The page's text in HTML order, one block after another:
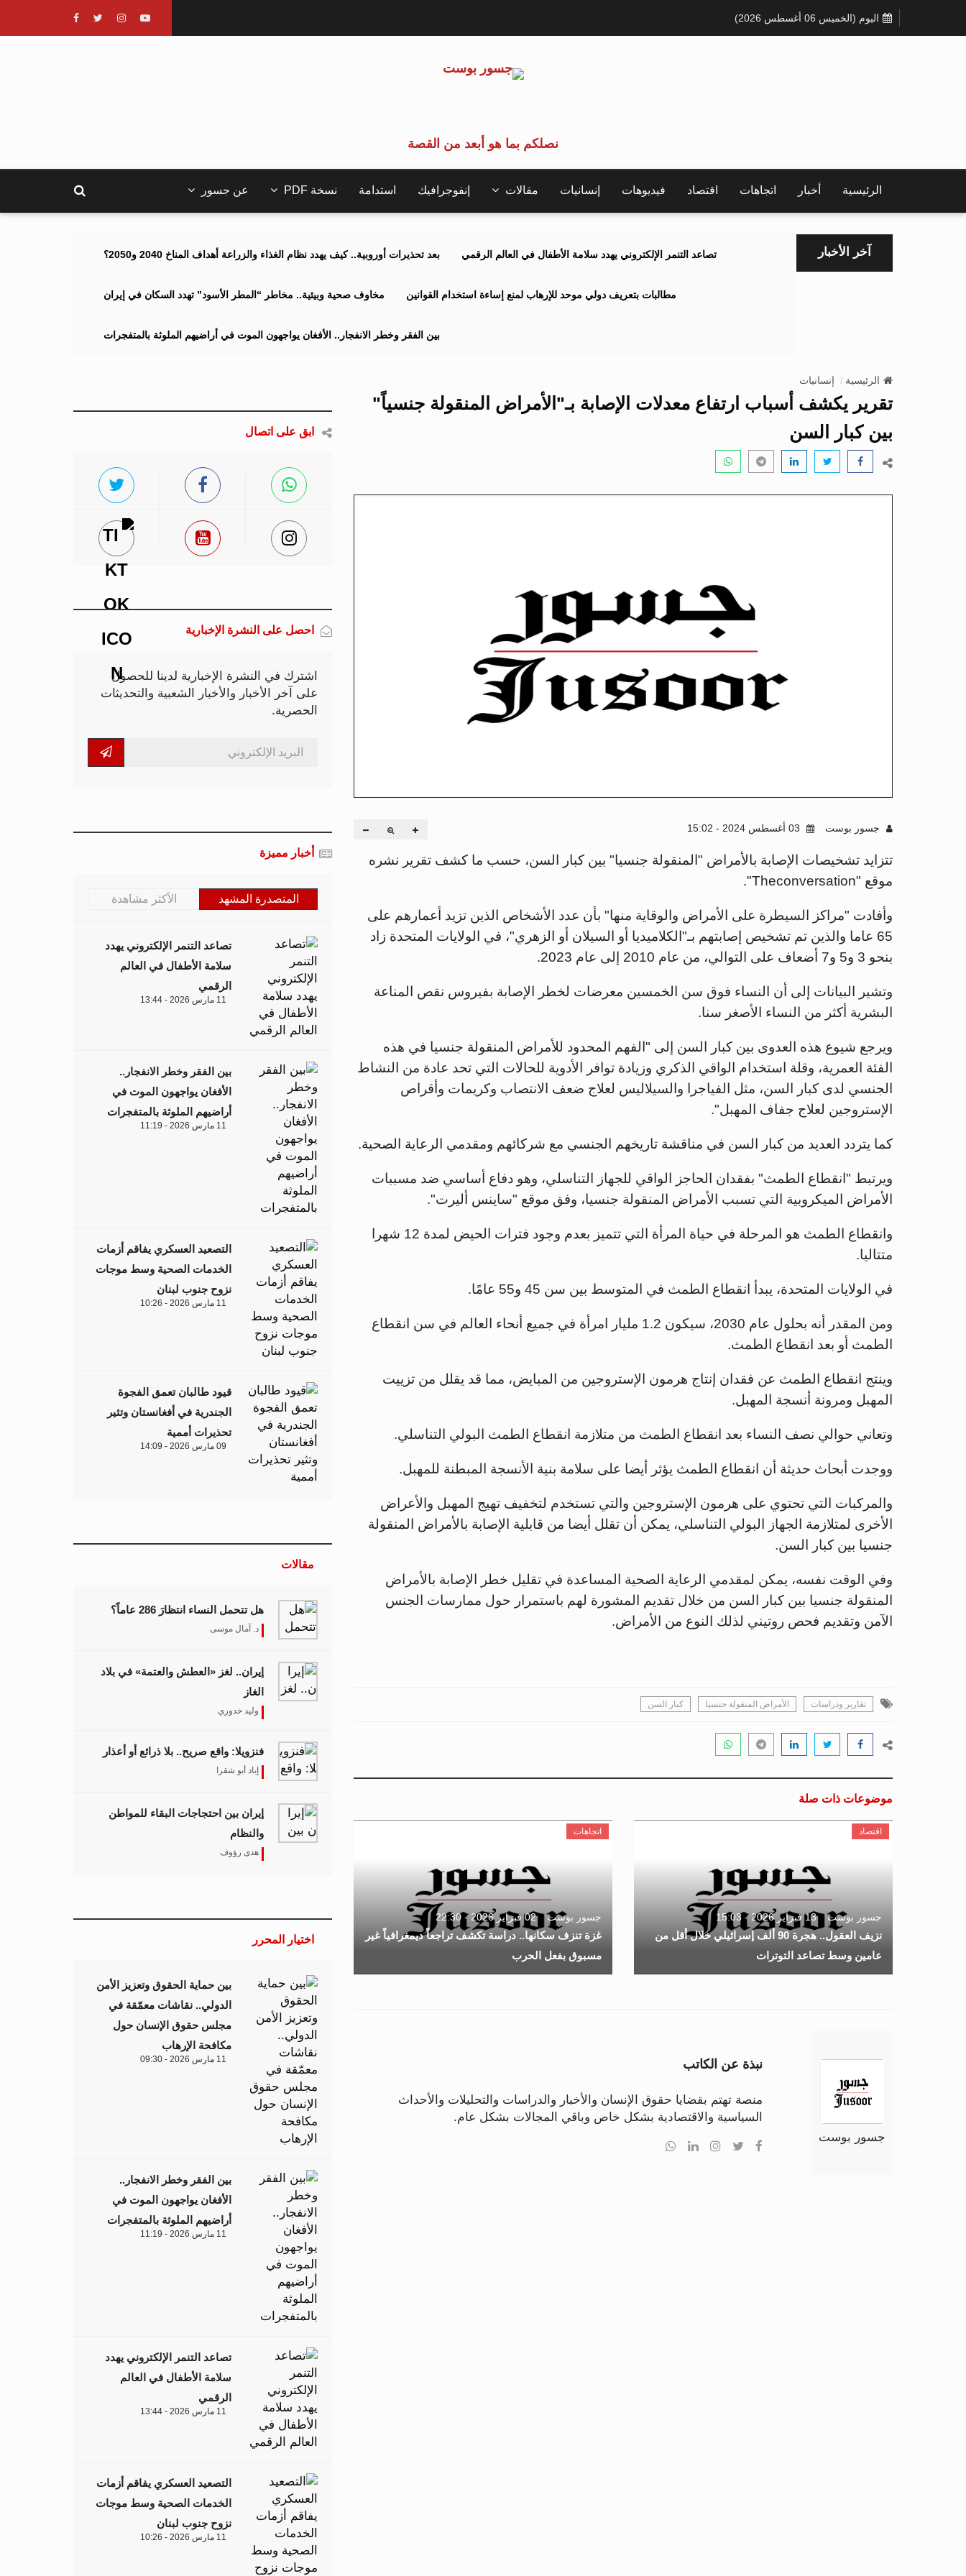
اليوم (الخميس 06 أغسطس 2026)
نصلكم بما هو أبعد من القصة
الرئيسية أخبار اتجاهات اقتصاد فيديوهات إنسانيات مقالات إنفوجرافيك استدامة نسخة PDF عن جسور
آخر الأخبار بعد تحذيرات أوروبية.. كيف يهدد نظام الغذاء والزراعة أهداف المناخ 2040 و2050؟ تصاعد التنمر الإلكتروني يهدد سلامة الأطفال في العالم الرقمي
مخاوف صحية وبيئية.. مخاطر “المطر الأسود” تهدد السكان في إيران مطالبات بتعريف دولي موحد للإرهاب لمنع إساءة استخدام القوانين
بين الفقر وخطر الانفجار.. الأفغان يواجهون الموت في أراضيهم الملوثة بالمتفجرات
الرئيسية إنسانيات
تقرير يكشف أسباب ارتفاع معدلات الإصابة بـ"الأمراض المنقولة جنسياً"
بين كبار السن
جسور بوست
تتزايد تشخيصات الإصابة بالأمراض "المنقولة جنسيا" بين كبار السن، حسب ما كشف تقرير نشره
موقع "Theconversation".
وأفادت "مراكز السيطرة على الأمراض والوقاية منها" بأن عدد الأشخاص الذين تزيد أعمارهم على
65 عاما والذين تم تشخيص إصابتهم بـ"الكلاميديا أو السيلان أو الزهري"، في الولايات المتحدة زاد
بنحو 3 و5 و7 أضعاف على التوالي، من عام 2010 إلى عام 2023.
وتشير البيانات إلى أن النساء فوق سن الخمسين معرضات لخطر الإصابة بفيروس نقص المناعة
البشرية أكثر من النساء الأصغر سنا.
ويرجع شيوع هذه العدوى بين كبار السن إلى "الفهم المحدود للأمراض المنقولة جنسيا في هذه
الفئة العمرية، وقلة استخدام الواقي الذكري وزيادة توافر الأدوية للحالات التي تحد عادة من النشاط
الجنسي لدى كبار السن، مثل الفياجرا والسيلاليس لعلاج ضعف الانتصاب وكريمات وأقراص
الإستروجين لعلاج جفاف المهبل".
كما يتردد العديد من كبار السن في مناقشة تاريخهم الجنسي مع شركائهم ومقدمي الرعاية الصحية.
ويرتبط "انقطاع الطمث" بفقدان الحاجز الواقي للجهاز التناسلي، وهو دفاع أساسي ضد مسببات
الأمراض الميكروبية التي تسبب الأمراض المنقولة جنسيا، وفق موقع "ساينس أليرت".
وانقطاع الطمث هو المرحلة في حياة المرأة التي تتميز بعدم وجود فترات الحيض لمدة 12 شهرا
متتاليا.
في الولايات المتحدة، يبدأ انقطاع الطمث في المتوسط بين سن 45 و55 عامًا.
ومن المقدر أنه بحلول عام 2030، سيكون 1.2 مليار امرأة في جميع أنحاء العالم في سن انقطاع
الطمث أو بعد انقطاع الطمث.
وينتج انقطاع الطمث عن فقدان إنتاج هرمون الإستروجين من المبايض، مما قد يقلل من تزييت
المهبل ومرونة أنسجة المهبل.
وتعاني حوالي نصف النساء بعد انقطاع الطمث من متلازمة انقطاع الطمث البولي التناسلي.
ووجدت أبحاث حديثة أن انقطاع الطمث يؤثر أيضا على سلامة بنية الأنسجة المبطنة للمهبل.
والمركبات التي تحتوي على هرمون الإستروجين والتي تستخدم لتخفيف تهيج المهبل والأعراض
الأخرى لمتلازمة الجهاز البولي التناسلي، يمكن أن تقلل أيضا من قابلية الإصابة بالأمراض المنقولة
جنسيا بين كبار السن.
وفي الوقت نفسه، يمكن لمقدمي الرعاية الصحية المساعدة في تقليل خطر الإصابة بالأمراض
المنقولة جنسيا بين كبار السن من خلال تقديم المشورة لهم باستمرار حول ممارسات الجنس
الآمن وتقديم فحص روتيني لذلك النوع من الأمراض.
تقارير ودراسات الأمراض المنقولة جنسيا كبار السن
موضوعات ذات صلة
اقتصاد
جسور بوست 13 فبراير 2026 - 15:03
نزيف العقول.. هجرة 90 ألف إسرائيلي خلال أقل من
عامين وسط تصاعد التوترات
اتجاهات
جسور بوست 02 فبراير 2026 - 22:30
غزة تنزف سكانها.. دراسة تكشف تراجعاً ديمغرافياً غير
مسبوق بفعل الحرب
جسور بوست
نبذة عن الكاتب
منصة تهتم بقضايا حقوق الإنسان والأخبار والدراسات والتحليلات والأحداث
السياسية والاقتصادية بشكل خاص وباقي المجالات بشكل عام.
ابق على اتصال
احصل على النشرة الإخبارية
اشترك في النشرة الإخبارية لدينا للحصول
على آخر الأخبار والأخبار الشعبية والتحديثات
الحصرية.
أخبار مميزة
المتصدرة المشهد الأكثر مشاهدة
تصاعد التنمر الإلكتروني يهدد
سلامة الأطفال في العالم
الرقمي
11 مارس 2026 - 13:44
بين الفقر وخطر الانفجار..
الأفغان يواجهون الموت في
أراضيهم الملوثة بالمتفجرات
11 مارس 2026 - 11:19
التصعيد العسكري يفاقم أزمات
الخدمات الصحية وسط موجات
نزوح جنوب لبنان
11 مارس 2026 - 10:26
قيود طالبان تعمق الفجوة
الجندرية في أفغانستان وتثير
تحذيرات أممية
09 مارس 2026 - 14:09
مقالات
هل تتحمل النساء انتظارَ 286 عاماً؟
د. آمال موسى
إيران.. لغز «العطش والعتمة» في بلاد
الغاز
وليد خدوري
فنزويلا: واقع صريح.. بلا ذرائع أو أعذار
إياد أبو شقرا
إيران بين احتجاجات البقاء للمواطن
والنظام
هدى رؤوف
اختيار المحرر
بين حماية الحقوق وتعزيز الأمن
الدولي.. نقاشات معمّقة في
مجلس حقوق الإنسان حول
مكافحة الإرهاب
11 مارس 2026 - 09:30
بين الفقر وخطر الانفجار..
الأفغان يواجهون الموت في
أراضيهم الملوثة بالمتفجرات
11 مارس 2026 - 11:19
تصاعد التنمر الإلكتروني يهدد
سلامة الأطفال في العالم
الرقمي
11 مارس 2026 - 13:44
التصعيد العسكري يفاقم أزمات
الخدمات الصحية وسط موجات
نزوح جنوب لبنان
11 مارس 2026 - 10:26